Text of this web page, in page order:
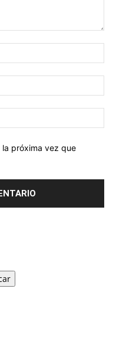
la próxima vez que